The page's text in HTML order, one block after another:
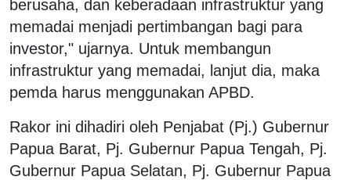
berusaha, dan keberadaan infrastruktur yang
memadai menjadi pertimbangan bagi para
investor," ujarnya. Untuk membangun
infrastruktur yang memadai, lanjut dia, maka
pemda harus menggunakan APBD.
Rakor ini dihadiri oleh Penjabat (Pj.) Gubernur
Papua Barat, Pj. Gubernur Papua Tengah, Pj.
Gubernur Papua Selatan, Pj. Gubernur Papua